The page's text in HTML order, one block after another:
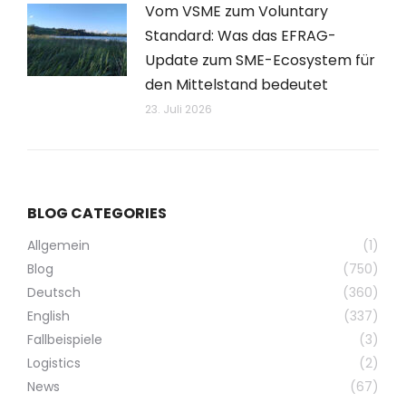
Vom VSME zum Voluntary
Standard: Was das EFRAG-
Update zum SME-Ecosystem für
den Mittelstand bedeutet
23. Juli 2026
BLOG CATEGORIES
Allgemein
(1)
Blog
(750)
Deutsch
(360)
English
(337)
Fallbeispiele
(3)
Logistics
(2)
News
(67)